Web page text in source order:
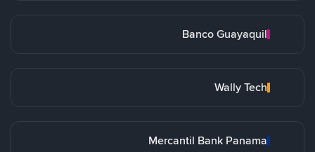
Banco Guayaquil
Wally Tech
Mercantil Bank Panama